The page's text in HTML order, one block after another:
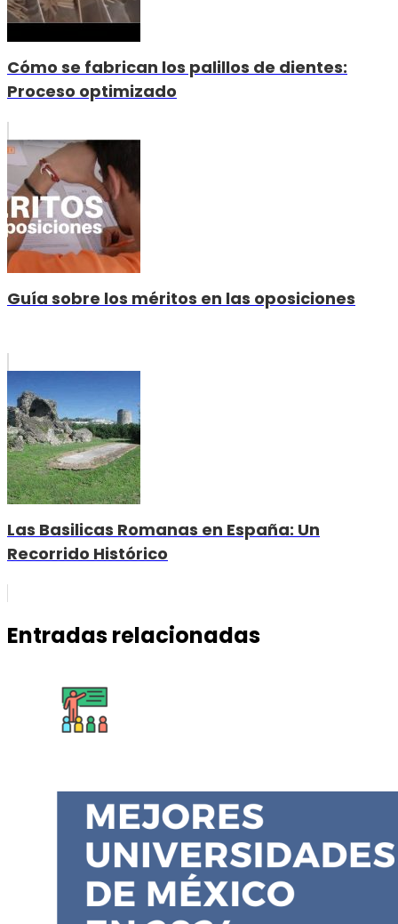
Cómo se fabrican los palillos de dientes:
Proceso optimizado
Guía sobre los méritos en las oposiciones
Las Basilicas Romanas en España: Un
Recorrido Histórico
Entradas relacionadas